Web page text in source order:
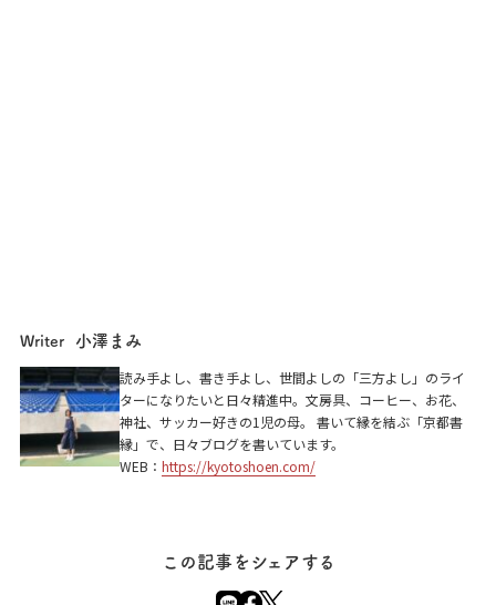
Writer 小澤まみ
読み手よし、書き手よし、世間よしの「三方よし」のライ
ターになりたいと日々精進中。文房具、コーヒー、お花、
神社、サッカー好きの1児の母。 書いて縁を結ぶ「京都書
縁」で、日々ブログを書いています。
WEB： https://kyotoshoen.com/
この記事をシェアする